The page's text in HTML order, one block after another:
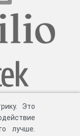
Это
лучше.